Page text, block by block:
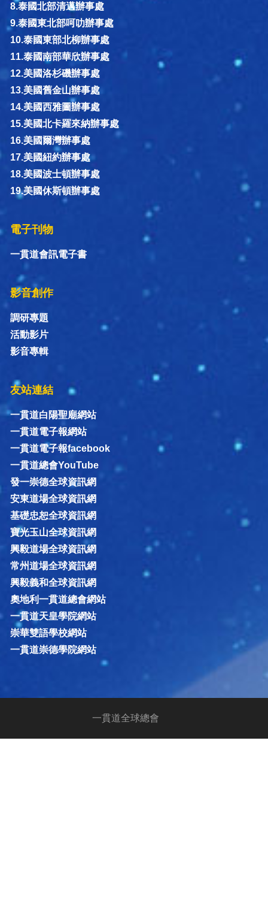
8.泰國北部清邁辦事處
9.泰國東北部呵叻辦事處
10.泰國東部北柳辦事處
11.泰國南部華欣辦事處
12.美國洛杉磯辦事處
13.美國舊金山辦事處
14.美國西雅圖辦事處
15.美國北卡羅來納辦事處
16.美國爾灣辦事處
17.美國紐約辦事處
18.美國波士頓辦事處
19.美國休斯頓辦事處
電子刊物
一貫道會訊電子書
影音創作
調研專題
活動影片
影音專輯
友站連結
一貫道白陽聖廟網站
一貫道電子報網站
一貫道電子報facebook
一貫道總會YouTube
發一崇德全球資訊網
安東道場全球資訊網
基礎忠恕全球資訊網
寶光玉山全球資訊網
興毅道場全球資訊網
常州道場全球資訊網
興毅義和全球資訊網
奧地利一貫道總會網站
一貫道天皇學院網站
崇華雙語學校網站
一貫道崇德學院網站
一貫道全球總會